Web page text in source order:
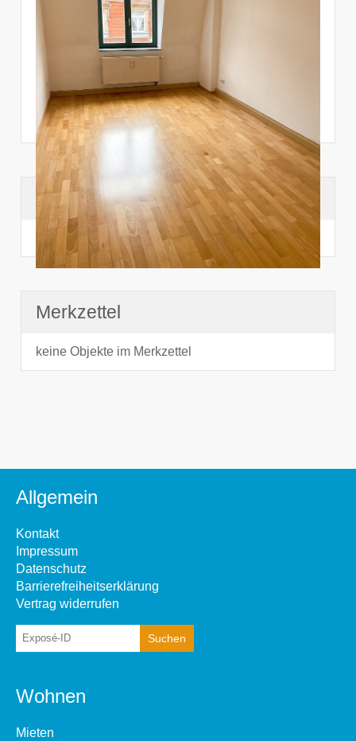
Suchhistorie
noch nichts angesehen
Merkzettel
keine Objekte im Merkzettel
Allgemein
Kontakt
Impressum
Datenschutz
Barrierefreiheitserklärung
Vertrag widerrufen
Wohnen
Mieten